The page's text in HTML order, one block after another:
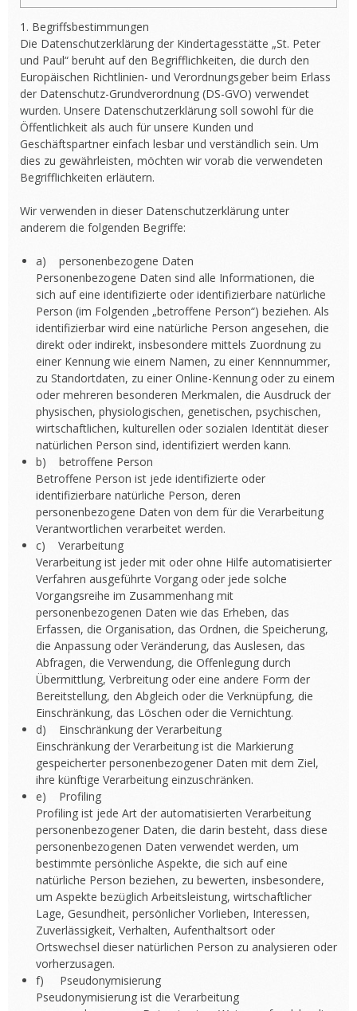
1. Begriffsbestimmungen
Die Datenschutzerklärung der Kindertagesstätte „St. Peter
und Paul“ beruht auf den Begrifflichkeiten, die durch den
Europäischen Richtlinien- und Verordnungsgeber beim Erlass
der Datenschutz-Grundverordnung (DS-GVO) verwendet
wurden. Unsere Datenschutzerklärung soll sowohl für die
Öffentlichkeit als auch für unsere Kunden und
Geschäftspartner einfach lesbar und verständlich sein. Um
dies zu gewährleisten, möchten wir vorab die verwendeten
Begrifflichkeiten erläutern.
Wir verwenden in dieser Datenschutzerklärung unter
anderem die folgenden Begriffe:
a) personenbezogene Daten
Personenbezogene Daten sind alle Informationen, die
sich auf eine identifizierte oder identifizierbare natürliche
Person (im Folgenden „betroffene Person“) beziehen. Als
identifizierbar wird eine natürliche Person angesehen, die
direkt oder indirekt, insbesondere mittels Zuordnung zu
einer Kennung wie einem Namen, zu einer Kennnummer,
zu Standortdaten, zu einer Online-Kennung oder zu einem
oder mehreren besonderen Merkmalen, die Ausdruck der
physischen, physiologischen, genetischen, psychischen,
wirtschaftlichen, kulturellen oder sozialen Identität dieser
natürlichen Person sind, identifiziert werden kann.
b) betroffene Person
Betroffene Person ist jede identifizierte oder
identifizierbare natürliche Person, deren
personenbezogene Daten von dem für die Verarbeitung
Verantwortlichen verarbeitet werden.
c) Verarbeitung
Verarbeitung ist jeder mit oder ohne Hilfe automatisierter
Verfahren ausgeführte Vorgang oder jede solche
Vorgangsreihe im Zusammenhang mit
personenbezogenen Daten wie das Erheben, das
Erfassen, die Organisation, das Ordnen, die Speicherung,
die Anpassung oder Veränderung, das Auslesen, das
Abfragen, die Verwendung, die Offenlegung durch
Übermittlung, Verbreitung oder eine andere Form der
Bereitstellung, den Abgleich oder die Verknüpfung, die
Einschränkung, das Löschen oder die Vernichtung.
d) Einschränkung der Verarbeitung
Einschränkung der Verarbeitung ist die Markierung
gespeicherter personenbezogener Daten mit dem Ziel,
ihre künftige Verarbeitung einzuschränken.
e) Profiling
Profiling ist jede Art der automatisierten Verarbeitung
personenbezogener Daten, die darin besteht, dass diese
personenbezogenen Daten verwendet werden, um
bestimmte persönliche Aspekte, die sich auf eine
natürliche Person beziehen, zu bewerten, insbesondere,
um Aspekte bezüglich Arbeitsleistung, wirtschaftlicher
Lage, Gesundheit, persönlicher Vorlieben, Interessen,
Zuverlässigkeit, Verhalten, Aufenthaltsort oder
Ortswechsel dieser natürlichen Person zu analysieren oder
vorherzusagen.
f) Pseudonymisierung
Pseudonymisierung ist die Verarbeitung